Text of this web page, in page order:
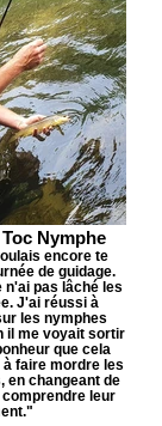
Nymphe
encore te
de guidage.
n'ai pas lâché les
J'ai réussi à
les nymphes
il me voyait sortir
que cela
faire mordre les
en changeant de
leur